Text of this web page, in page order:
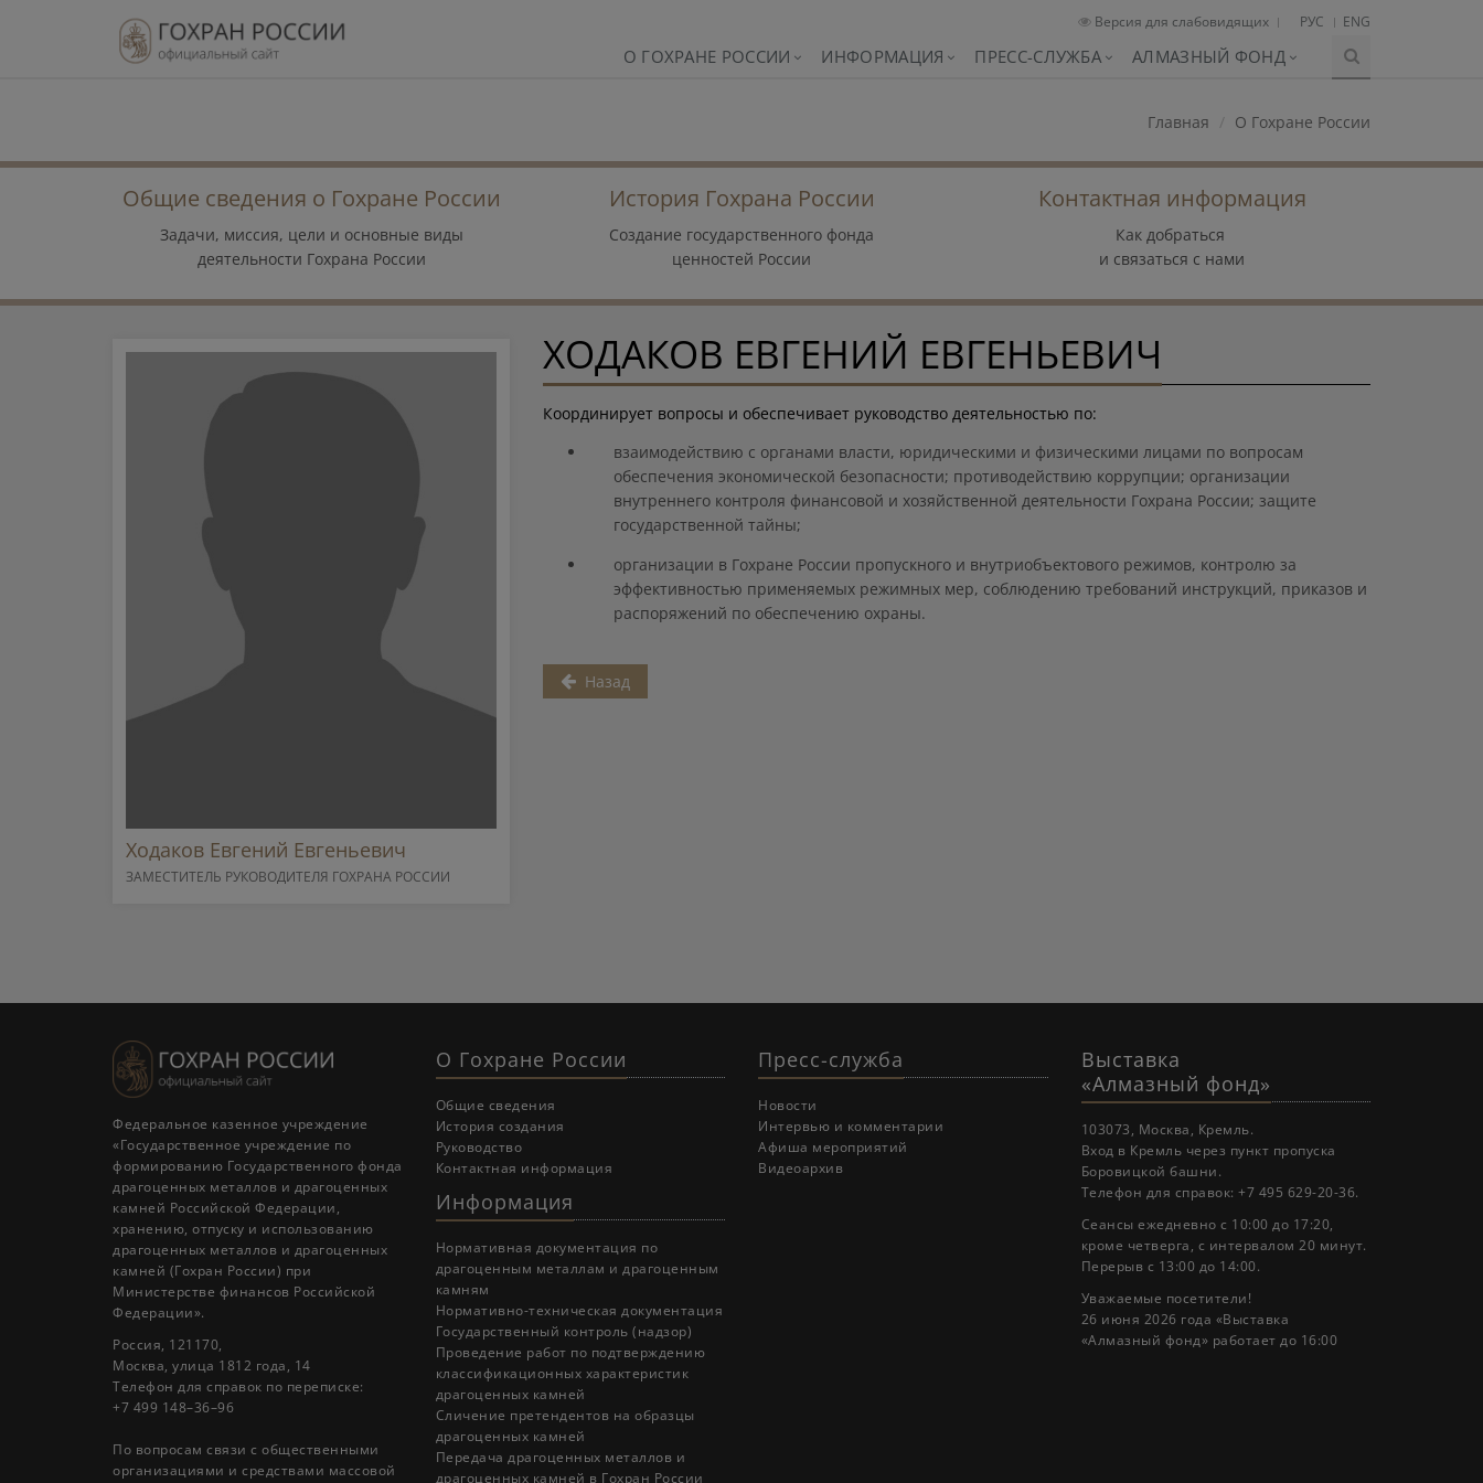
Версия для слабовидящих РУС ENG
О ГОХРАНЕ РОССИИ ИНФОРМАЦИЯ ПРЕСС-СЛУЖБА АЛМАЗНЫЙ ФОНД
Главная О Гохране России
Общие сведения о Гохране России
Задачи, миссия, цели и основные виды
деятельности Гохрана России
История Гохрана России
Создание государственного фонда
ценностей России
Контактная информация
Как добраться
и связаться с нами
Ходаков Евгений Евгеньевич
ЗАМЕСТИТЕЛЬ РУКОВОДИТЕЛЯ ГОХРАНА РОССИИ
ХОДАКОВ ЕВГЕНИЙ ЕВГЕНЬЕВИЧ
Координирует вопросы и обеспечивает руководство деятельностью по:
взаимодействию с органами власти, юридическими и физическими лицами по вопросам
обеспечения экономической безопасности; противодействию коррупции; организации
внутреннего контроля финансовой и хозяйственной деятельности Гохрана России; защите
государственной тайны;
организации в Гохране России пропускного и внутриобъектового режимов, контролю за
эффективностью применяемых режимных мер, соблюдению требований инструкций, приказов и
распоряжений по обеспечению охраны.
Назад
Федеральное казенное учреждение
«Государственное учреждение по
формированию Государственного фонда
драгоценных металлов и драгоценных
камней Российской Федерации,
хранению, отпуску и использованию
драгоценных металлов и драгоценных
камней (Гохран России) при
Министерстве финансов Российской
Федерации».
Россия, 121170,
Москва, улица 1812 года, 14
Телефон для справок по переписке:
+7 499 148–36–96
По вопросам связи с общественными
организациями и средствами массовой
О Гохране России
Общие сведения
История создания
Руководство
Контактная информация
Информация
Нормативная документация по
драгоценным металлам и драгоценным
камням
Нормативно-техническая документация
Государственный контроль (надзор)
Проведение работ по подтверждению
классификационных характеристик
драгоценных камней
Cличение претендентов на образцы
драгоценных камней
Передача драгоценных металлов и
драгоценных камней в Гохран России
Пресс-служба
Новости
Интервью и комментарии
Афиша мероприятий
Видеоархив
Выставка
«Алмазный фонд»
103073, Москва, Кремль.
Вход в Кремль через пункт пропуска
Боровицкой башни.
Телефон для справок: +7 495 629-20-36.
Сеансы ежедневно с 10:00 до 17:20,
кроме четверга, с интервалом 20 минут.
Перерыв с 13:00 до 14:00.
Уважаемые посетители!
26 июня 2026 года «Выставка
«Алмазный фонд» работает до 16:00